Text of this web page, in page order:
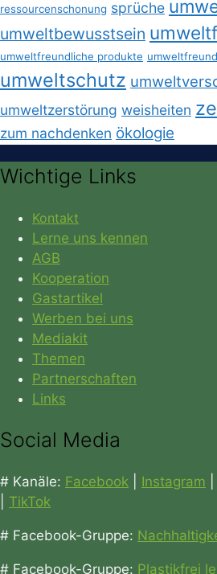
ressourcenschonung sprüche
umweltbewusstsein
umweltfreundliche produkte
umweltschutz
umweltzerstörung weisheiten
zum nachdenken ökologie
Wichtige Links
Kontakt
Lerne uns kennen
AGB
Kooperation
Gastartikel
Werben bei uns
Mediakit
Themen
Partnerschaften
Links
Social Media
# Kanäle: Facebook Instagram
TikTok
# Facebook-Gruppe:
# Facebook-Gruppe: Plastikfrei